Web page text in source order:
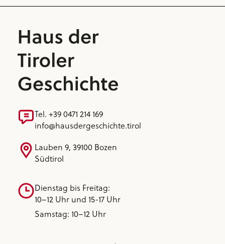
Tel. +39 0471 214 169
info@hausdergeschichte.tirol
Lauben 9, 39100 Bozen
Südtirol
Dienstag bis Freitag:
10–12 Uhr und 15-17 Uhr
Samstag: 10–12 Uhr